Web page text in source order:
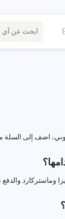
اضف إلى السلة
والدفع